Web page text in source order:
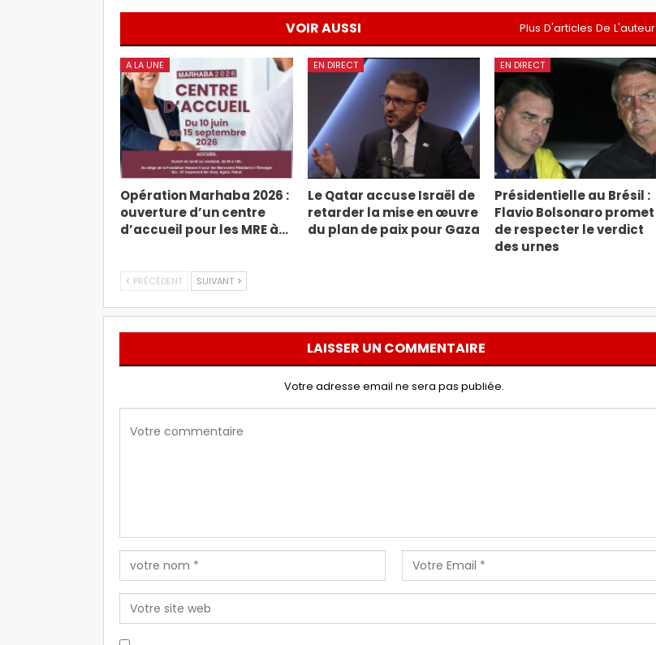
VOIR AUSSI Plus D'articles De L'auteur
A LA UNE
Opération Marhaba 2026 :
ouverture d’un centre
d’accueil pour les MRE à…
EN DIRECT
Le Qatar accuse Israël de
retarder la mise en œuvre
du plan de paix pour Gaza
EN DIRECT
Présidentielle au Brésil :
Flavio Bolsonaro promet
de respecter le verdict
des urnes
PRÉCÉDENT SUIVANT
LAISSER UN COMMENTAIRE
Votre adresse email ne sera pas publiée.